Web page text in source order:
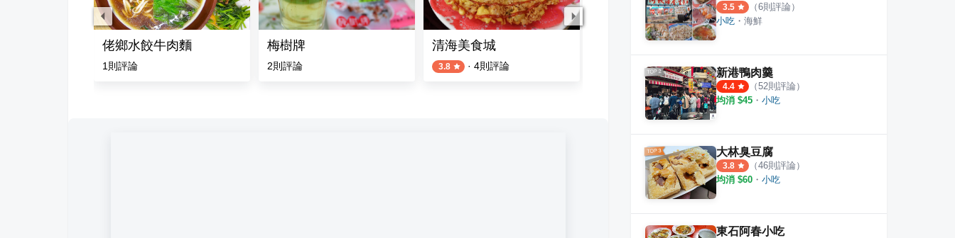
佬鄉水餃牛肉麵
1 則評論
梅樹牌
2則評論
清海美食城
3.8 · 4則評論 3.0
3.5 （6則評論）
小吃 ・ 海鮮
新港鴨肉羹
4.4 （52則評論）
均消 $45 ・ 小吃
大林臭豆腐
3.8 （46則評論）
均消 $60 ・ 小吃
東石阿春小吃